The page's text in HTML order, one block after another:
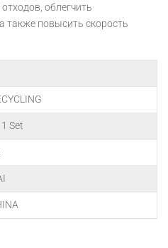
облегчить
также повысить скорость
1 Set